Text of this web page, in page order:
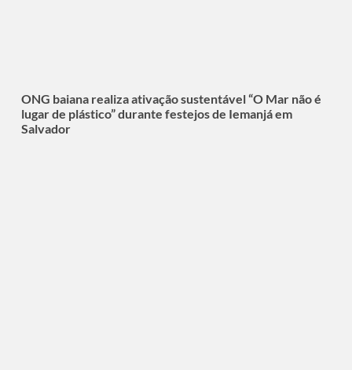
ONG baiana realiza ativação sustentável “O Mar não é
lugar de plástico” durante festejos de Iemanjá em
Salvador